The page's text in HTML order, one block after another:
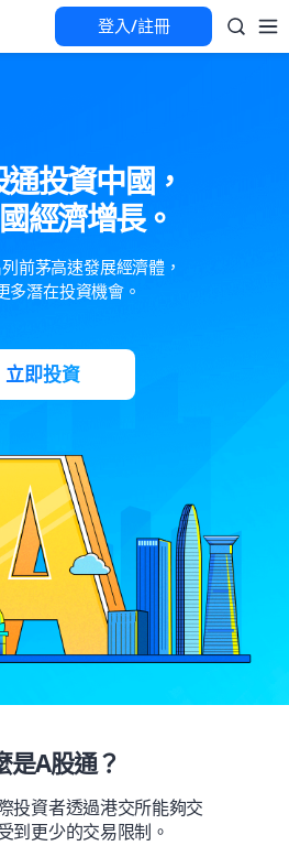
登入/註冊
投資中國，
經濟增長。
前茅高速發展經濟體，
多潛在投資機會。
立即投資
是A股通？
投資者透過港交所能夠交
到更少的交易限制。